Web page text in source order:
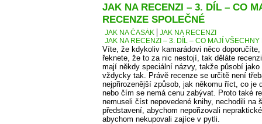
JAK NA RECENZI – 3. DÍL – CO
RECENZE SPOLEČNÉ
JAK NA ČASÁK
JAK NA RECENZI
JAK NA RECENZI – 3. DÍL – CO MAJÍ
Víte, že kdykoliv kamarádovi něco
řeknete, že to za nic nestojí, tak děláte
mají někdy speciální názvy, takže působí jako
vždycky tak. Právě recenze se určitě není
nejpřirozenější způsob, jak někomu říct, co je
nebo čím se nemá cenu zabývat. Proto také
nemuseli číst nepovedené knihy, nechodili na
představení, abychom nepořizovali
abychom nekupovali zajíce v pytli.